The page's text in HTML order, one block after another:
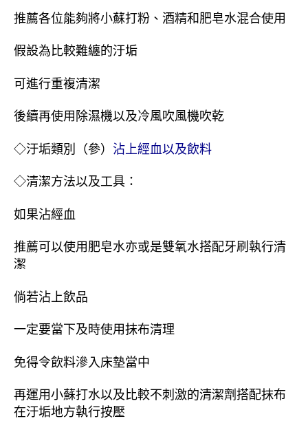
推薦各位能夠將小蘇打粉、酒精和肥皂水混合使用
假設為比較難纏的汙垢
可進行重複清潔
後續再使用除濕機以及冷風吹風機吹乾
◇汙垢類別（參） 沾上經血以及飲料
◇清潔方法以及工具：
如果沾經血
推薦可以使用肥皂水亦或是雙氧水搭配牙刷執行清
潔
倘若沾上飲品
一定要當下及時使用抹布清理
免得令飲料滲入床墊當中
再運用小蘇打水以及比較不刺激的清潔劑搭配抹布
在汙垢地方執行按壓